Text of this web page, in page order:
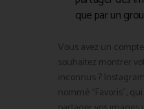
que par un
Vous avez un
souhaitez montrer
inconnus ?
nommé “Favoris”,